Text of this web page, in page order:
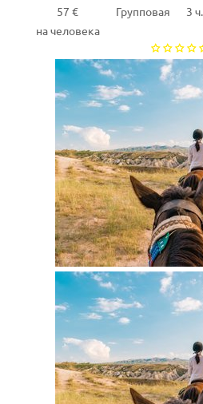
57 €
на человека
Групповая 3 ч.